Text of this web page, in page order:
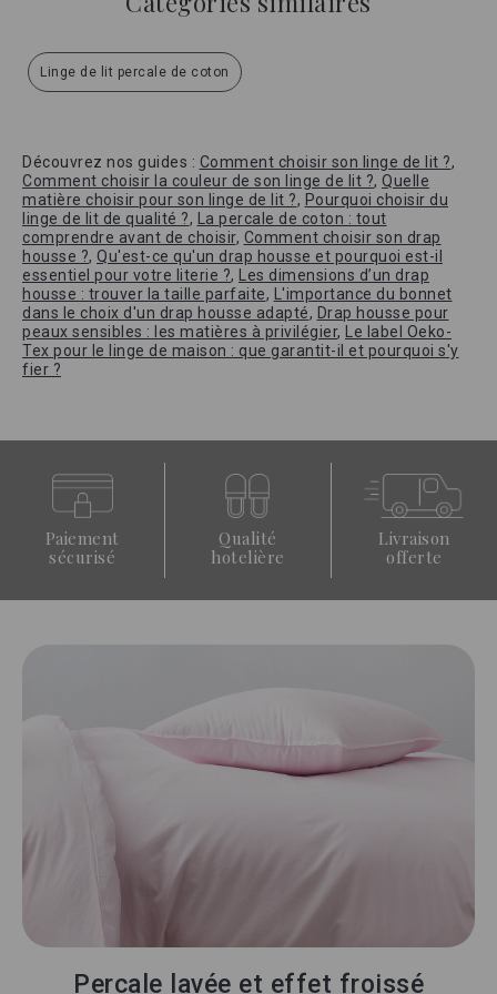
Linge de lit percale de coton
Découvrez nos guides : Comment choisir son linge de lit ?,
Comment choisir la couleur de son linge de lit ?, Quelle
matière choisir pour son linge de lit ?, Pourquoi choisir du
linge de lit de qualité ?,
La percale de coton : tout
comprendre avant de choisir, Comment choisir son drap
housse ?, Qu'est-ce qu'un drap housse et pourquoi est-il
essentiel pour votre literie ?,
Les dimensions d’un drap
housse : trouver la taille parfaite,
L'importance du bonnet
dans le choix d'un drap housse adapté, Drap housse pour
peaux sensibles : les matières à privilégier,
Le label Oeko-
Tex pour le linge de maison : que garantit-il et pourquoi s'y
fier ?
Paiement
sécurisé
Qualité
hotelière
Livraison
offerte
Percale lavée et effet froissé